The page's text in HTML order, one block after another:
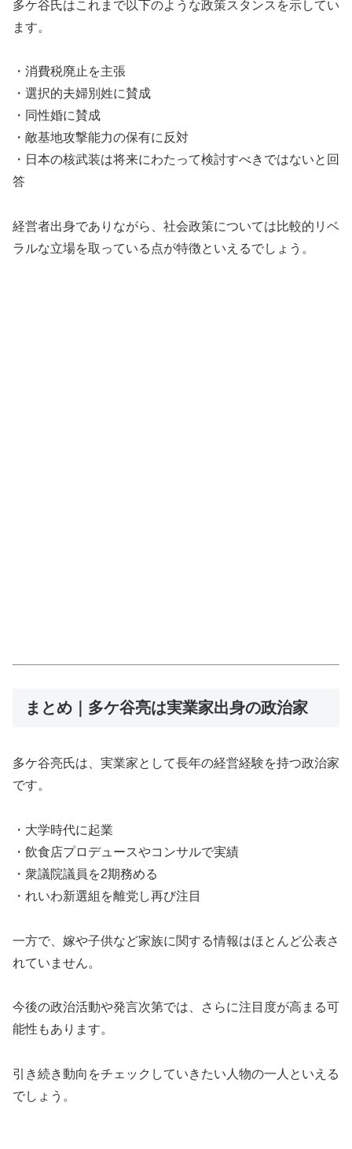
多ケ谷氏はこれまで以下のような政策スタンスを示してい
ます。
・消費税廃止を主張
・選択的夫婦別姓に賛成
・同性婚に賛成
・敵基地攻撃能力の保有に反対
・日本の核武装は将来にわたって検討すべきではないと回
答
経営者出身でありながら、社会政策については比較的リベ
ラルな立場を取っている点が特徴といえるでしょう。
まとめ｜多ケ谷亮は実業家出身の政治家
多ケ谷亮氏は、実業家として長年の経営経験を持つ政治家
です。
・大学時代に起業
・飲食店プロデュースやコンサルで実績
・衆議院議員を2期務める
・れいわ新選組を離党し再び注目
一方で、嫁や子供など家族に関する情報はほとんど公表さ
れていません。
今後の政治活動や発言次第では、さらに注目度が高まる可
能性もあります。
引き続き動向をチェックしていきたい人物の一人といえる
でしょう。